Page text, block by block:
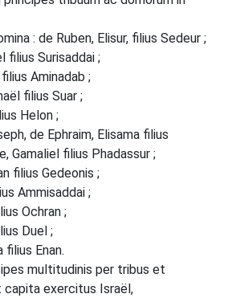
: de Ruben, Elisur, filius Sedeur ;
filius Surisaddai ;
Aminadab ;
filius Suar ;
Helon ;
de Ephraim, Elisama filius
Gamaliel filius Phadassur ;
filius Gedeonis ;
Ammisaddai ;
Ochran ;
Duel ;
filius Enan.
multitudinis per tribus et
capita exercitus Israël,